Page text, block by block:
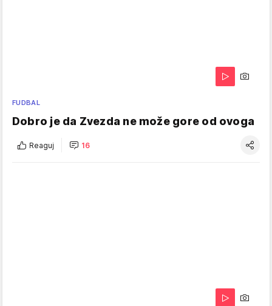
FUDBAL
Dobro je da Zvezda ne može gore od ovoga
Reaguj 16